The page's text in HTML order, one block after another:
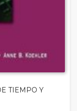
TIEMPO Y